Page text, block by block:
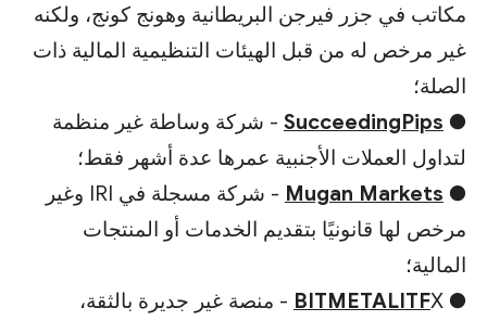
مكاتب في جزر فيرجن البريطانية وهونج كونج، ولكنه
غير مرخص له من قبل الهيئات التنظيمية المالية ذات
الصلة؛
●
SucceedingPips - شركة وساطة غير منظمة
لتداول العملات الأجنبية عمرها عدة أشهر فقط؛
●
Mugan Markets
- شركة مسجلة في IRI وغير
مرخص لها قانونيًا بتقديم الخدمات أو المنتجات
المالية؛
●
BITMETALITF X - منصة غير جديرة بالثقة،